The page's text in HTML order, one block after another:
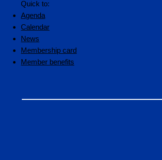
Quick to:
Agenda
Calendar
News
Membership card
Member benefits